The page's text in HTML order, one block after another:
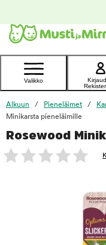
Ota yhteyttä
asiakaspalveluun
Valikko
Alkuun Pieneläimet
Minikarsta pieneläimille
Rosewood
foo